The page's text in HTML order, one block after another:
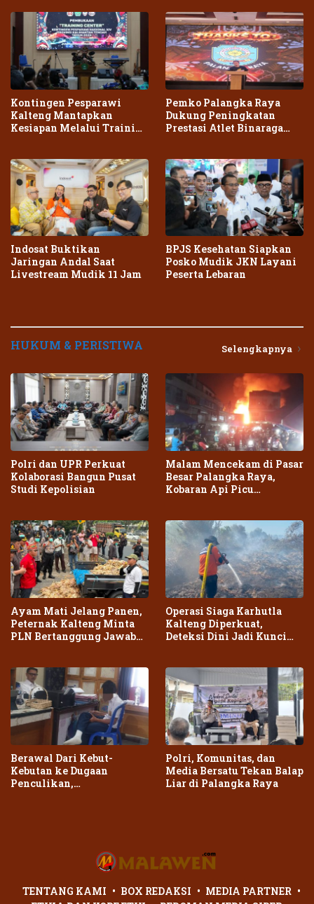
Kontingen Pesparawi
Kalteng Mantapkan
Kesiapan Melalui Training
Pemko Palangka Raya
Dukung Peningkatan
Prestasi Atlet Binaraga
Indosat Buktikan
Jaringan Andal Saat
Livestream Mudik 11 Jam
BPJS Kesehatan Siapkan
Posko Mudik JKN Layani
Peserta Lebaran
HUKUM & PERISTIWA Selengkapnya
Polri dan UPR Perkuat
Kolaborasi Bangun Pusat
Studi Kepolisian
Malam Mencekam di Pasar
Besar Palangka Raya,
Kobaran Api Picu
Ayam Mati Jelang Panen,
Peternak Kalteng Minta
PLN Bertanggung Jawab
Operasi Siaga Karhutla
Kalteng Diperkuat,
Deteksi Dini Jadi Kunci
Berawal Dari Kebut-
Kebutan ke Dugaan
Penculikan,
Polri, Komunitas, dan
Media Bersatu Tekan Balap
Liar di Palangka Raya
TENTANG KAMI BOX REDAKSI
MEDIA PARTNER